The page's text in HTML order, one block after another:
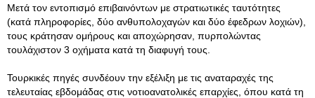
Μετά τον εντοπισμό επιβαινόντων με στρατιωτικές ταυτότητες
(κατά πληροφορίες, δύο ανθυπολοχαγών και δύο έφεδρων λοχιών),
τους κράτησαν ομήρους και αποχώρησαν, πυρπολώντας
τουλάχιστον 3 οχήματα κατά τη διαφυγή τους.
Τουρκικές πηγές συνδέουν την εξέλιξη με τις αναταραχές της
τελευταίας εβδομάδας στις νοτιοανατολικές επαρχίες, όπου κατά τη